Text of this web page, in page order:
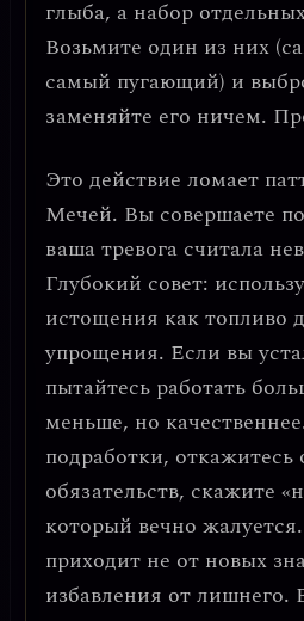
глыба, а набор
Возьмите один из них
самый пугающий) и
заменяйте его ничем.
Это действие ломает
Мечей. Вы совершаете
ваша тревога считала
Глубокий совет:
истощения как топливо
упрощения. Если вы
пытайтесь работать
меньше, но
подработки,
обязательств, скажите
который вечно жалуется.
приходит не от новых
избавления от лишнего.